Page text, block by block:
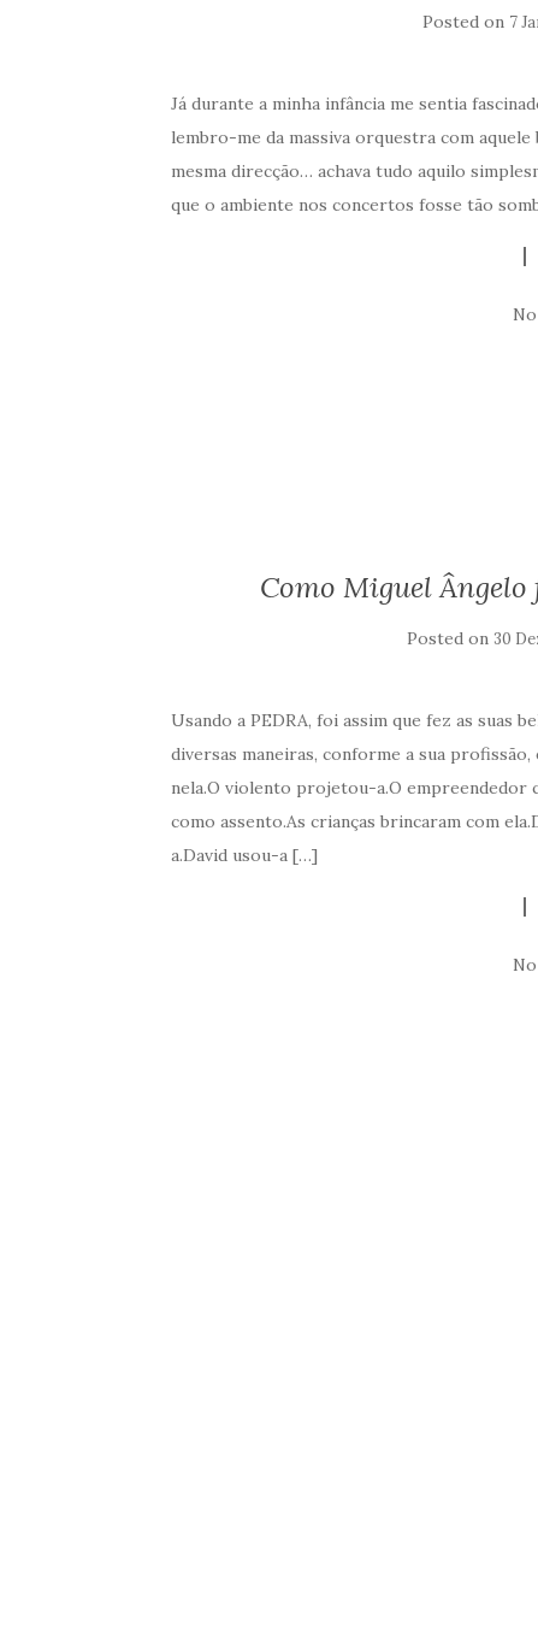
Posted on 7
Já durante a minha infância me sentia
lembro-me da massiva orquestra com
mesma direcção… achava tudo aquilo
que o ambiente nos concertos fosse tão
Como Miguel Ângelo
Posted on 30
Usando a PEDRA, foi assim que fez as suas
diversas maneiras, conforme a sua
nela.O violento projetou-a.O empreendedor
como assento.As crianças brincaram com
a.David usou-a […]